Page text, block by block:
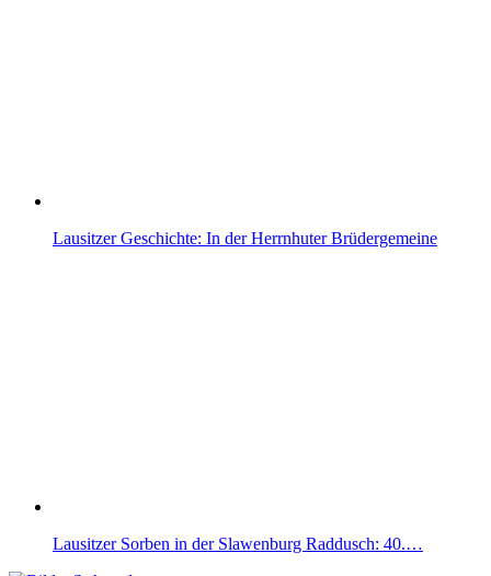
Lausitzer Geschichte: In der Herrnhuter Brüdergemeine
Lausitzer Sorben in der Slawenburg Raddusch: 40.…